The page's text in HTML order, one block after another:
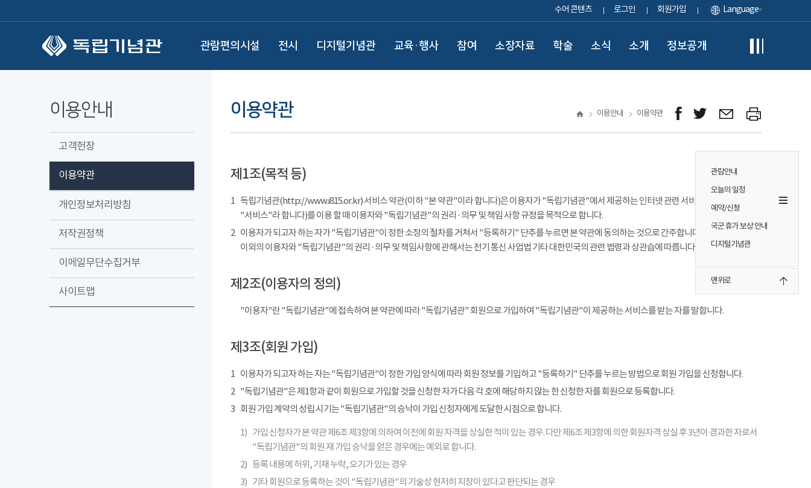
수어 콘텐츠 로그인 회원가입 Language
관람편의시설 전시 디지털기념관 교육·행사 참여 소장자료 학술 소식 소개 정보공개
관람안내
오늘의 일정
예약/신청
국군 휴가 보상 안내
디지털기념관
맨위로
이용안내
고객헌장
이용약관
개인정보처리방침
저작권정책
이메일무단수집거부
사이트맵
이용약관 이용안내 이용약관
제1조(목적 등)
1 독립기념관(http://www.i815.or.kr) 서비스 약관(이하 "본 약관"이라 합니다)은 이용자가 "독립기념관"에서 제공하는 인터넷 관련 서비스(이하
"서비스"라 합니다)를 이용 할 때 이용자와 "독립기념관"의 권리 · 의무 및 책임 사항 규정을 목적으로 합니다.
2 이용자가 되고자 하는 자가 "독립기념관"이 정한 소정의 절차를 거쳐서 "등록하기" 단추를 누르면 본 약관에 동의하는 것으로 간주합니다. 본 약관에 정하는
이외의 이용자와 "독립기념관"의 권리 · 의무 및 책임사항에 관해서는 전기 통신 사업법 기타 대한민국의 관련 법령과 상관습에 따릅니다.
제2조(이용자의 정의)
"이용자"란 "독립기념관"에 접속하여 본 약관에 따라 "독립기념관" 회원으로 가입하여 "독립기념관"이 제공하는 서비스를 받는 자를 말합니다.
제3조(회원 가입)
1 이용자가 되고자 하는 자는 "독립기념관"이 정한 가입 양식에 따라 회원 정보를 기입하고 "등록하기" 단추를 누르는 방법으로 회원 가입을 신청합니다.
2 "독립기념관"은 제1항과 같이 회원으로 가입할 것을 신청한 자가 다음 각 호에 해당하지 않는 한 신청한 자를 회원으로 등록합니다.
3 회원 가입 계약의 성립 시기는 "독립기념관"의 승낙이 가입 신청자에게 도달한 시점으로 합니다.
1) 가입 신청자가 본 약관 제6조 제3항에 의하여 이전에 회원 자격을 상실한 적이 있는 경우. 다만 제6조 제3항에 의한 회원자격 상실 후 3년이 경과한 자로서
"독립기념관"의 회원 재 가입 승낙을 얻은 경우에는 예외로 합니다.
2) 등록 내용에 허위, 기재 누락, 오기가 있는 경우
3) 기타 회원으로 등록하는 것이 "독립기념관"의 기술상 현저히 지장이 있다고 판단되는 경우